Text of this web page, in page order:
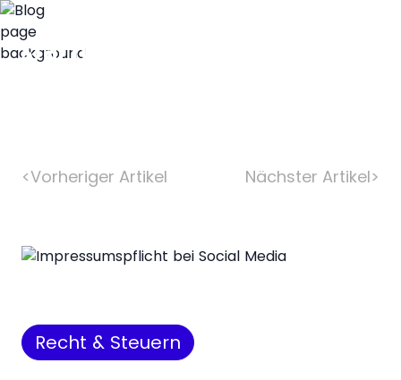
<Vorheriger Artikel Nächster Artikel>
Recht & Steuern